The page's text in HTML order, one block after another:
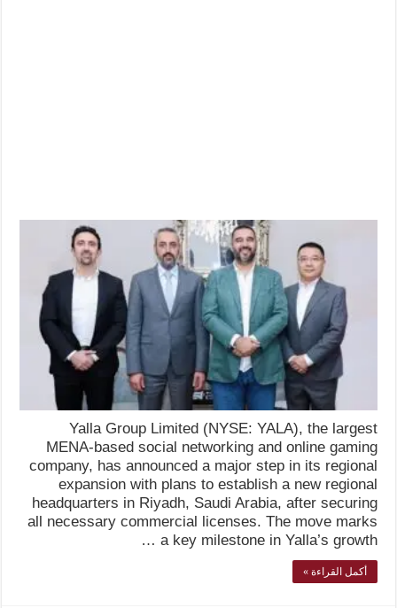
Yalla Group Limited (NYSE: YALA), the largest
MENA-based social networking and online gaming
company, has announced a major step in its regional
expansion with plans to establish a new regional
headquarters in Riyadh, Saudi Arabia, after securing
all necessary commercial licenses. The move marks
a key milestone in Yalla’s growth …
أكمل القراءة »